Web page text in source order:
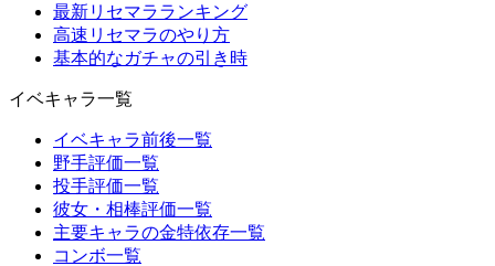
最新リセマラランキング
高速リセマラのやり方
基本的なガチャの引き時
イベキャラ一覧
イベキャラ前後一覧
野手評価一覧
投手評価一覧
彼女・相棒評価一覧
主要キャラの金特依存一覧
コンボ一覧